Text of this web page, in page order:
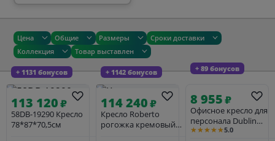
Цена Общие Размеры
Сроки доставки
Коллекция
Товар выставлен
+ 1131 бонусов
113 120₽
58DB-19290 Кресло
78*87*70,5см
+ 1142 бонусов
114 240₽
Кресло Roberto
рогожка кремовый
+ 89 бонусов
8 955₽
Офисное кресло для
персонала Dublin
25DNMONTY, серый
★★★★★5.0